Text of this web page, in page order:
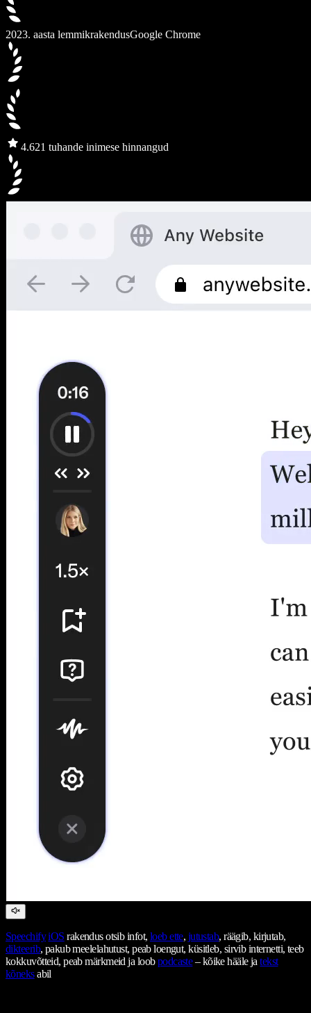
2023. aasta lemmikrakendusGoogle Chrome
4.621 tuhande inimese hinnangud
Speechify iOS rakendus otsib infot, loeb ette, jutustab, räägib, kirjutab,
dikteerib, pakub meelelahutust, peab loengut, küsitleb, sirvib internetti, teeb
kokkuvõtteid, peab märkmeid ja loobpodcaste– kõike hääle jatekst
kõneksabil